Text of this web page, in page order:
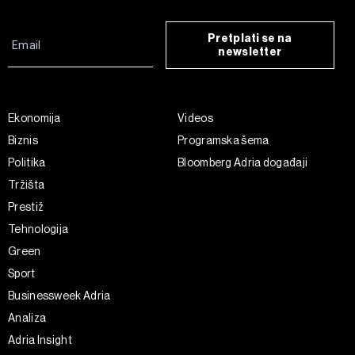
Pretplati se na
newsletter
Ekonomija
Biznis
Politika
Tržišta
Prestiž
Tehnologija
Green
Sport
Businessweek Adria
Analiza
Adria Insight
Videos
Programska šema
Bloomberg Adria događaji